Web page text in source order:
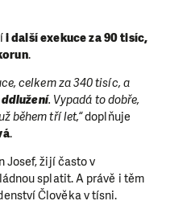
i další exekuce za 90 tisíc,
.
celkem za 340 tisíc, a
. Vypadá to dobře,
během tří let,“doplňuje
.
Josef, žijí často v
splatit. A právě i těm
Člověka v tísni.